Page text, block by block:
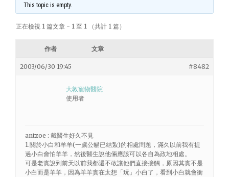
This topic is empty.
正在檢視 1 篇文章 - 1 至 1 （共計 1 篇）
作者 文章
2003/06/30 19:45 #8482
大敦寵物醫院
使用者
antzoe : 戴醫生好久不見
1.關於小白和羊羊(一歲公貓已結紮)的相處問題，滿久以前我有提
過小白會怕羊羊，然後醫生說他倆應該可以各自為政地相處。
可是老實說到前天以前我都還不敢讓他們直接接觸，原因其實不是
小白而是羊羊，因為羊羊實在太想「玩」小白了，看到小白就會衝